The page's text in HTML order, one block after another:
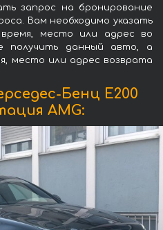
запрос на бронирование
Вам необходимо указать
место или адрес во
получить данный авто, а
место или адрес возврата
Бенц Е200
AMG: